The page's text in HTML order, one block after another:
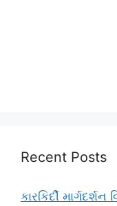
Recent Posts
કારકિર્દી